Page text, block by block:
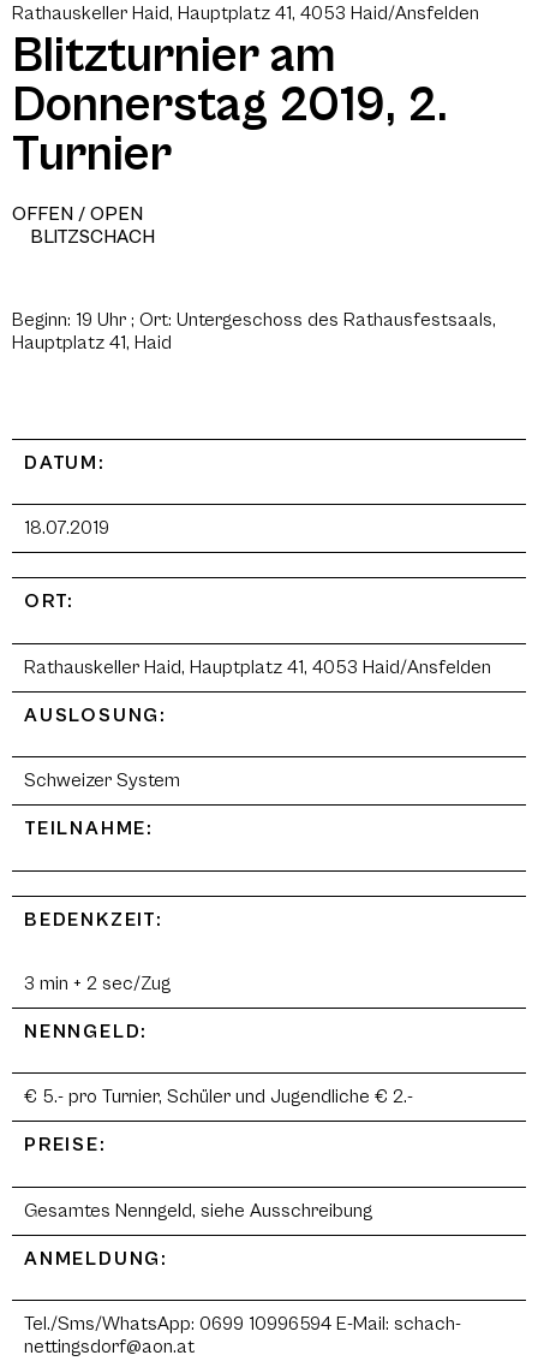
Rathauskeller Haid, Hauptplatz 41, 4053 Haid/Ansfelden
Blitzturnier am
Donnerstag 2019, 2.
Turnier
OFFEN / OPEN
BLITZSCHACH
Beginn: 19 Uhr ; Ort: Untergeschoss des Rathausfestsaals,
Hauptplatz 41, Haid
DATUM:
18.07.2019
ORT:
Rathauskeller Haid, Hauptplatz 41, 4053 Haid/Ansfelden
AUSLOSUNG:
Schweizer System
TEILNAHME:
BEDENKZEIT:
3 min + 2 sec/Zug
NENNGELD:
€ 5.- pro Turnier, Schüler und Jugendliche € 2.-
PREISE:
Gesamtes Nenngeld, siehe Ausschreibung
ANMELDUNG:
Tel./Sms/WhatsApp: 0699 10996594 E-Mail: schach-
nettingsdorf@aon.at